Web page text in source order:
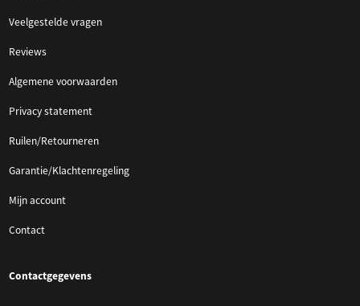
Veelgestelde vragen
Reviews
Algemene voorwaarden
Privacy statement
Ruilen/Retourneren
Garantie/Klachtenregeling
Mijn account
Contact
Contactgegevens